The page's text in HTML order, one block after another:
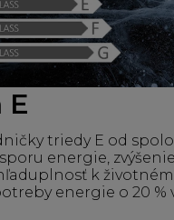
E
triedy E od
energie,
k
energie o 20 %